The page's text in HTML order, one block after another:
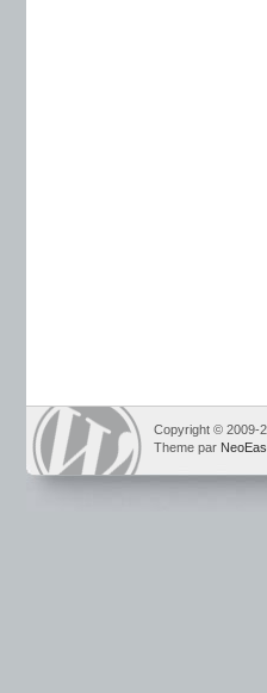
Copyright © 2009-
Theme par